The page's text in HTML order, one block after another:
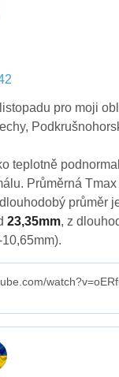
pro moji
teplotně
Průměrná
průměr
23,35mm, z